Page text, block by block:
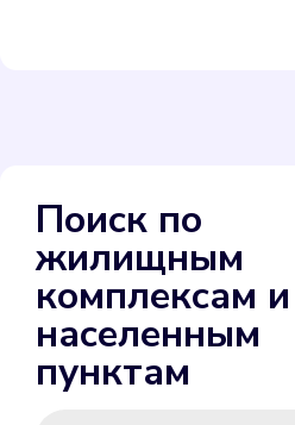
Выбрать
Поиск по
жилищным
комплексам и
населенным
пунктам